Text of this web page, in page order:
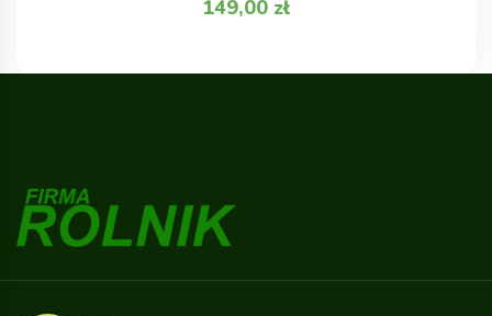
149,00 zł